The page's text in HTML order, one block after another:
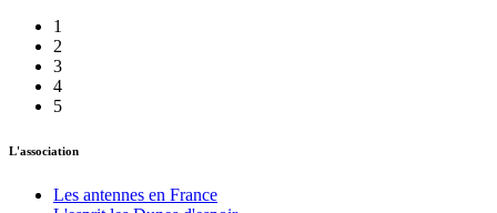
1
2
3
4
5
L'association
Les antennes en France